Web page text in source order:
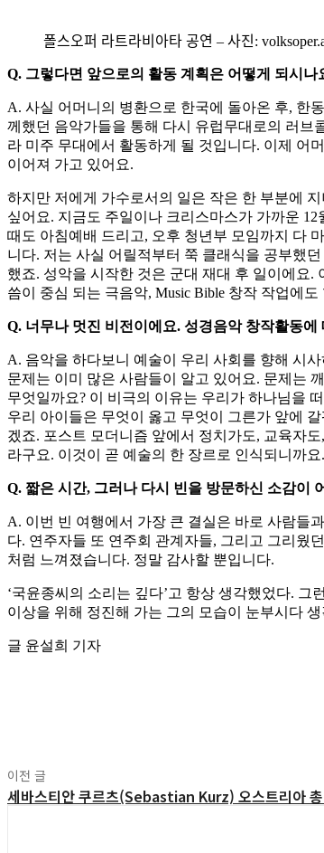
폴스오퍼 라트라비아타 공연 – 사진:
Q. 그렇다면 앞으로의 활동 계획은 어떻게 되시나
A. 사실 어머니의 병환으로 한국에 돌아온 후, 한
께했던 음악가들을 통해 다시 유럽무대로의 러브
라 미주 무대에서 활동하게 될 것입니다. 이제 어
이어져 가고 있어요.
하지만 저에게 가수로서의 일은 작은 한 부분에
싶어요. 지금도 주일이나 크리스마스가 가까운
때도 아침예배 드리고, 오후 청년부 모임까지 다
니다. 저는 사실 어릴적부터 쭉 클래식을 공부했
했죠. 성악을 시작한 것은 군대 재대 후 일이에요
씀이 중심 되는 극음악, Music Bible 창작 작업에
Q. 너무나 멋진 비전이에요. 성경음악 창작활동
A. 음악을 하다보니 예술이 우리 사회를 향해 시
문제는 이미 많은 사람들이 알고 있어요. 문제는
무엇일까요? 이 비극의 이유는 우리가 하나님을
우리 아이들은 무엇이 옳고 무엇이 그른가 앞에
겠죠. 포스트 모더니즘 앞에서 정치가도, 교육자
라구요. 이것이 곧 예술의 한 장르로 인식되니까
Q. 짧은 시간, 그러나 다시 빈을 방문하신 소감이
A. 이번 빈 여행에서 가장 큰 결실은 바로 사람들
다. 연주자들 또 연주회 관계자들, 그리고 그리웠
처럼 느껴졌습니다. 정말 감사할 뿐입니다.
‘국윤종씨의 소리는 깊다’고 항상 생각했었다.
이상을 위해 정진해 가는 그의 모습이 눈부시다
글 윤설희 기자
이전 글
세바스티안 쿠르츠(Sebastian Kurz) 오스트리아